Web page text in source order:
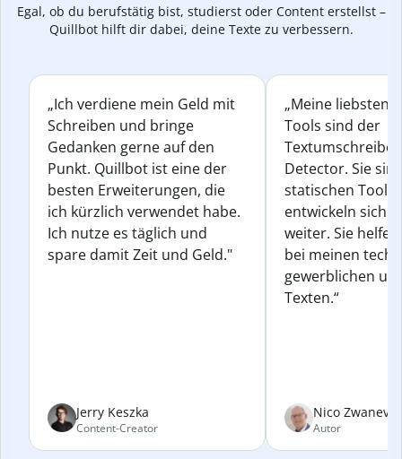
Egal, ob du berufstätig bist, studierst oder Content erstellst –
Quillbot hilft dir dabei, deine Texte zu verbessern.
„Ich verdiene mein Geld mit
Schreiben und bringe
Gedanken gerne auf den
Punkt. Quillbot ist eine der
besten Erweiterungen, die
ich kürzlich verwendet habe.
Ich nutze es täglich und
spare damit Zeit und Geld."
Jerry Keszka
Content-Creator
„Meine liebsten
Tools sind der
Detector. Sie
statischen
entwickeln sich
weiter. Sie
bei meinen
gewerblichen
Texten.“
Nico
Autor